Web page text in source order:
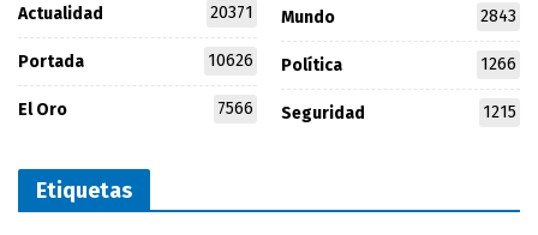
Actualidad 20371
Portada 10626
El Oro 7566
Mundo 2843
Política 1266
Seguridad 1215
Etiquetas